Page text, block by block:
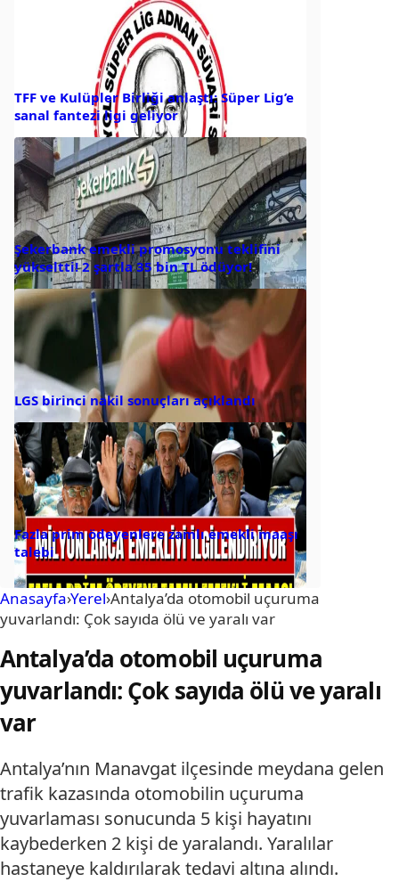
TFF ve Kulüpler Birliği anlaştı: Süper Lig’e
sanal fantezi ligi geliyor
Şekerbank emekli promosyonu teklifini
yükseltti! 2 şartla 35 bin TL ödüyor!
LGS birinci nakil sonuçları açıklandı
Fazla prim ödeyenlere zamlı emekli maaşı
talebi
Anasayfa›Yerel›Antalya’da otomobil uçuruma
yuvarlandı: Çok sayıda ölü ve yaralı var
Antalya’da otomobil uçuruma
yuvarlandı: Çok sayıda ölü ve yaralı
var
Antalya’nın Manavgat ilçesinde meydana gelen
trafik kazasında otomobilin uçuruma
yuvarlaması sonucunda 5 kişi hayatını
kaybederken 2 kişi de yaralandı. Yaralılar
hastaneye kaldırılarak tedavi altına alındı.